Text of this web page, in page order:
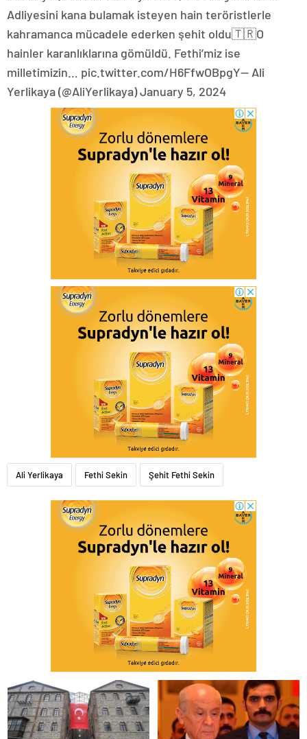
Adliyesini kana bulamak isteyen hain teröristlerle
kahramanca mücadele ederken şehit oldu🇹🇷O
hainler karanlıklarına gömüldü. Fethi’miz ise
milletimizin… pic.twitter.com/H6FfwOBpgY— Ali
Yerlikaya (@AliYerlikaya) January 5, 2024
Ali Yerlikaya Fethi Sekin Şehit Fethi Sekin